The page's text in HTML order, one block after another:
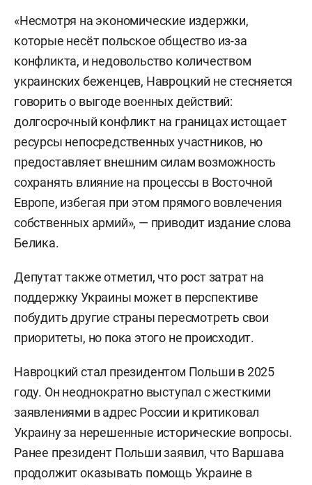
«Несмотря на экономические издержки,
которые несёт польское общество из-за
конфликта, и недовольство количеством
украинских беженцев, Навроцкий не стесняется
говорить о выгоде военных действий:
долгосрочный конфликт на границах истощает
ресурсы непосредственных участников, но
предоставляет внешним силам возможность
сохранять влияние на процессы в Восточной
Европе, избегая при этом прямого вовлечения
собственных армий», — приводит издание слова
Белика.
Депутат также отметил, что рост затрат на
поддержку Украины может в перспективе
побудить другие страны пересмотреть свои
приоритеты, но пока этого не происходит.
Навроцкий стал президентом Польши в 2025
году. Он неоднократно выступал с жесткими
заявлениями в адрес России и критиковал
Украину за нерешенные исторические вопросы.
Ранее президент Польши заявил, что Варшава
продолжит оказывать помощь Украине в